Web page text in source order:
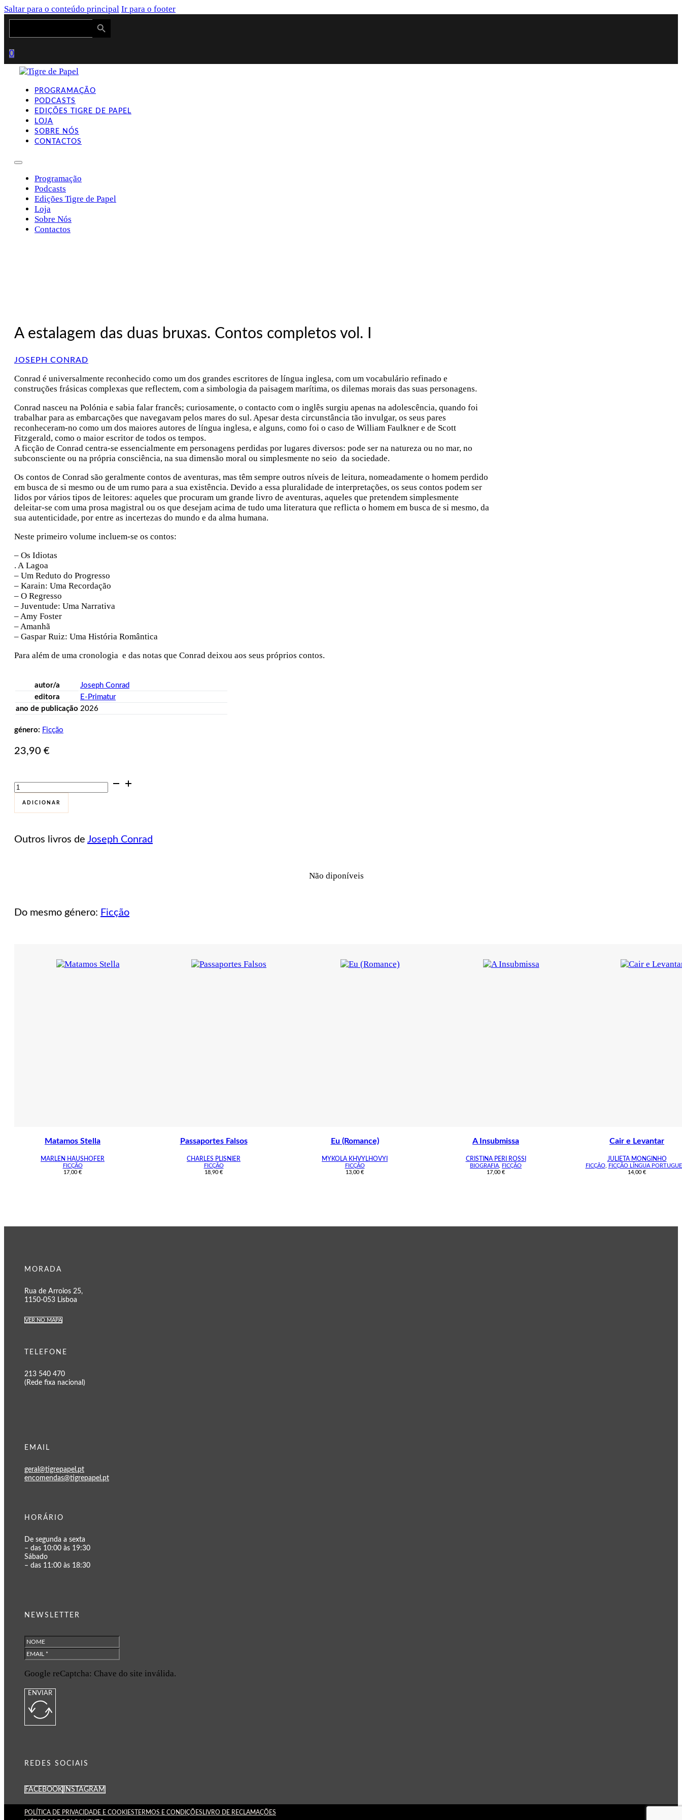
Saltar para o conteúdo principal Ir para o footer
Search
Search Button
0
PROGRAMAÇÃO
PODCASTS
EDIÇÕES TIGRE DE PAPEL
LOJA
SOBRE NÓS
CONTACTOS
Programação
Podcasts
Edições Tigre de Papel
Loja
Sobre Nós
Contactos
A estalagem das duas bruxas. Contos completos vol. I
JOSEPH CONRAD
Conrad é universalmente reconhecido como um dos grandes escritores de língua inglesa, com um vocabulário refinado e
construções frásicas complexas que reflectem, com a simbologia da paisagem marítima, os dilemas morais das suas personagens.
Conrad nasceu na Polónia e sabia falar francês; curiosamente, o contacto com o inglês surgiu apenas na adolescência, quando foi
trabalhar para as embarcações que navegavam pelos mares do sul. Apesar desta circunstância tão invulgar, os seus pares
reconheceram-no como um dos maiores autores de língua inglesa, e alguns, como foi o caso de William Faulkner e de Scott
Fitzgerald, como o maior escritor de todos os tempos.
A ficção de Conrad centra-se essencialmente em personagens perdidas por lugares diversos: pode ser na natureza ou no mar, no
subconsciente ou na própria consciência, na sua dimensão moral ou simplesmente no seio da sociedade.
Os contos de Conrad são geralmente contos de aventuras, mas têm sempre outros níveis de leitura, nomeadamente o homem perdido
em busca de si mesmo ou de um rumo para a sua existência. Devido a essa pluralidade de interpretações, os seus contos podem ser
lidos por vários tipos de leitores: aqueles que procuram um grande livro de aventuras, aqueles que pretendem simplesmente
deleitar-se com uma prosa magistral ou os que desejam acima de tudo uma literatura que reflicta o homem em busca de si mesmo, da
sua autenticidade, por entre as incertezas do mundo e da alma humana.
Neste primeiro volume incluem-se os contos:
– Os Idiotas
. A Lagoa
– Um Reduto do Progresso
– Karain: Uma Recordação
– O Regresso
– Juventude: Uma Narrativa
– Amy Foster
– Amanhã
– Gaspar Ruiz: Uma História Romântica
Para além de uma cronologia e das notas que Conrad deixou aos seus próprios contos.
autor/a
Joseph Conrad
editora
E-Primatur
ano de publicação 2026
género: Ficção
23,90 €
Quantidade
de
estalagem
bruxas.
ADICIONAR
Outros livros de Joseph Conrad
Não diponíveis
Do mesmo género: Ficção
Matamos Stella
MARLEN HAUSHOFER
FICÇÃO
17,00 €
Passaportes Falsos
CHARLES PLISNIER
FICÇÃO
18,90 €
Eu (Romance)
MYKOLA KHVYLHOVYI
FICÇÃO
13,00 €
A Insubmissa
CRISTINA PERI ROSSI
BIOGRAFIA
FICÇÃO
17,00 €
Cair e Levantar
JULIETA MONGINHO
FICÇÃO,
FICÇÃO LÍNGUA
14,00 €
MORADA
Rua de Arroios 25,
1150-053 Lisboa
VER NO MAPA
TELEFONE
213 540 470
(Rede fixa nacional)
EMAIL
geral@tigrepapel.pt
encomendas@tigrepapel.pt
HORÁRIO
De segunda a sexta
– das 10:00 às 19:30
Sábado
– das 11:00 às 18:30
NEWSLETTER
Google reCaptcha: Chave do site inválida.
ENVIAR
REDES SOCIAIS
FACEBOOK INSTAGRAM
POLÍTICA DE PRIVACIDADE E COOKIES TERMOS E CONDIÇÕES LIVRO DE RECLAMAÇÕES